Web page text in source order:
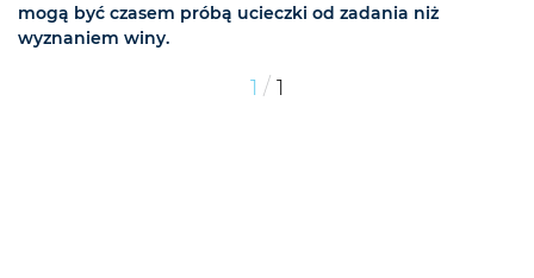
mogą być czasem próbą ucieczki od zadania niż
wyznaniem winy.
1 / 1